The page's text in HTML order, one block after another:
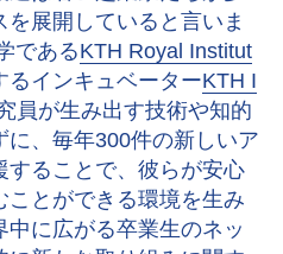
展開していると言いま
であるKTH Royal Institut
るインキュベーターKTH I
員が生み出す技術や知的
に、毎年300件の新しいア
することで、彼らが安心
ことができる環境を生み
に広がる卒業生のネッ